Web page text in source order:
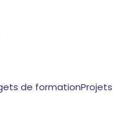
de formation